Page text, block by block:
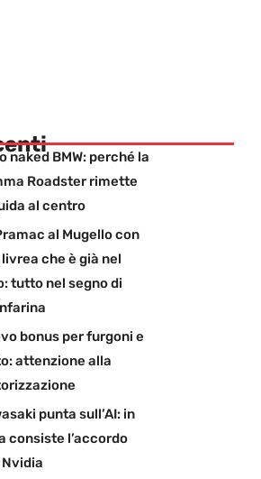
naked BMW: perché la
Roadster rimette
al centro
al Mugello con
livrea che è già nel
tutto nel segno di
bonus per furgoni e
attenzione alla
punta sull’AI: in
consiste l’accordo